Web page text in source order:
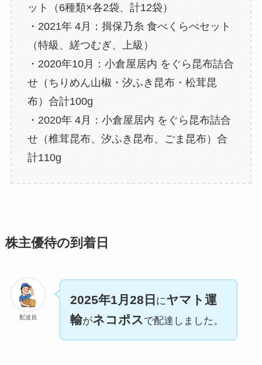
ット（6種類×各2袋、計12袋）
・2021年 4月：揖保乃糸 食べくらべセット
（特級、縒つむぎ、上級）
・2020年10月：小倉屋居内 をぐら昆布詰合
せ（ちりめん山椒・汐ふき昆布・松茸昆
布）合計100g
・2020年 4月：小倉屋居内 をぐら昆布詰合
せ（椎茸昆布、汐ふき昆布、ごま昆布）合
計110g
株主優待の到着日
配達員
2025年1月28日 にヤマト運
輸がネコポス で配達しました。